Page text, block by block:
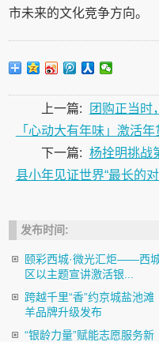
市未来的文化竞争方向。
上一篇:
团购正当时
「心动大有年味」激活
下一篇: 杨拴明挑
县小年见证世界“最长的对
发布时间:
颐彩西城·微光汇炬——西
区以主题宣讲激活银...
跨越千里“香”约京城盐池滩
羊品牌升级发布
“银龄力量”赋能志愿服务新